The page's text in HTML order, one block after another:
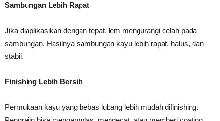
Sambungan Lebih Rapat
Jika diaplikasikan dengan tepat, lem mengurangi celah pada
sambungan. Hasilnya sambungan kayu lebih rapat, halus, dan
stabil.
Finishing Lebih Bersih
Permukaan kayu yang bebas lubang lebih mudah difinishing.